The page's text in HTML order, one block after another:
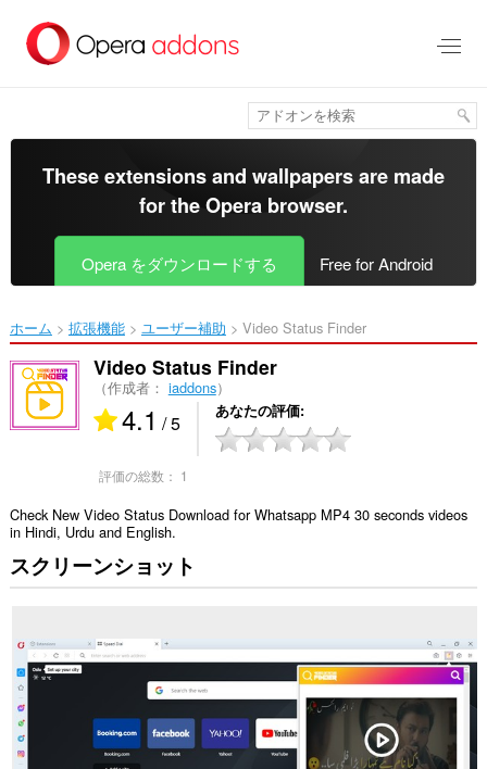
メ
ツ
移
動
These extensions and wallpapers are made
for theOpera browser.
Opera をダウンロードする Free for Android
ホーム 拡張機能 ユーザー補助 Video Status Finder‎
Video Status Finder
（作成者： iaddons）
4.1 / 5 あなたの評価
評価の総数： 1
Check New Video Status Download for Whatsapp MP4 30 seconds videos
in Hindi, Urdu and English.
スクリーンショット